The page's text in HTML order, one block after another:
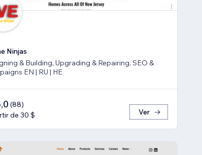
Ninjas
& Building, Upgrading & Repairing, SEO &
EN | RU | HE
(88)
de 30 $
Ver